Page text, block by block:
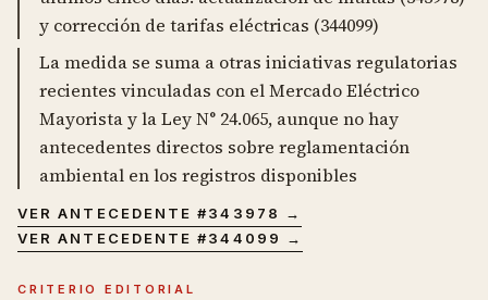
y corrección de tarifas eléctricas (344099)
La medida se suma a otras iniciativas regulatorias
recientes vinculadas con el Mercado Eléctrico
Mayorista y la Ley N° 24.065, aunque no hay
antecedentes directos sobre reglamentación
ambiental en los registros disponibles
VER ANTECEDENTE #343978
→
VER ANTECEDENTE #344099 →
CRITERIO EDITORIAL